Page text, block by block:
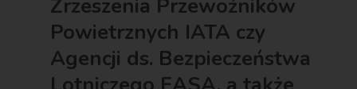
Zrzeszenia Przewoźników
Powietrznych IATA czy
Agencji ds. Bezpieczeństwa